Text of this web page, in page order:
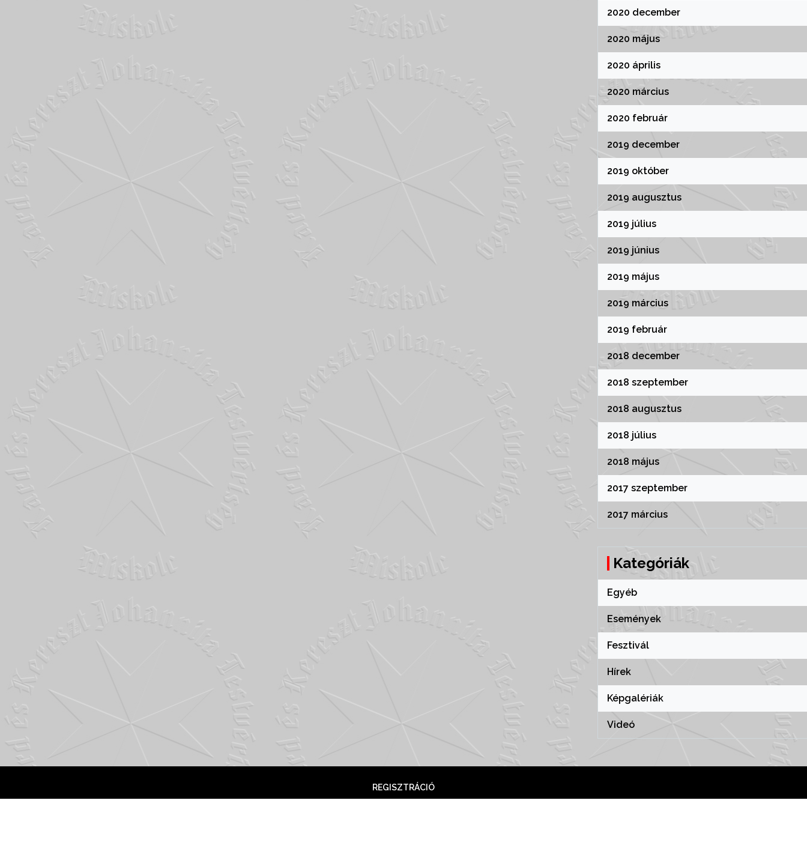
2020 december
2020 május
2020 április
2020 március
2020 február
2019 december
2019 október
2019 augusztus
2019 július
2019 június
2019 május
2019 március
2019 február
2018 december
2018 szeptember
2018 augusztus
2018 július
2018 május
2017 szeptember
2017 március
Kategóriák
Egyéb
Események
Fesztivál
Hírek
Képgalériák
Videó
REGISZTRÁCIÓ